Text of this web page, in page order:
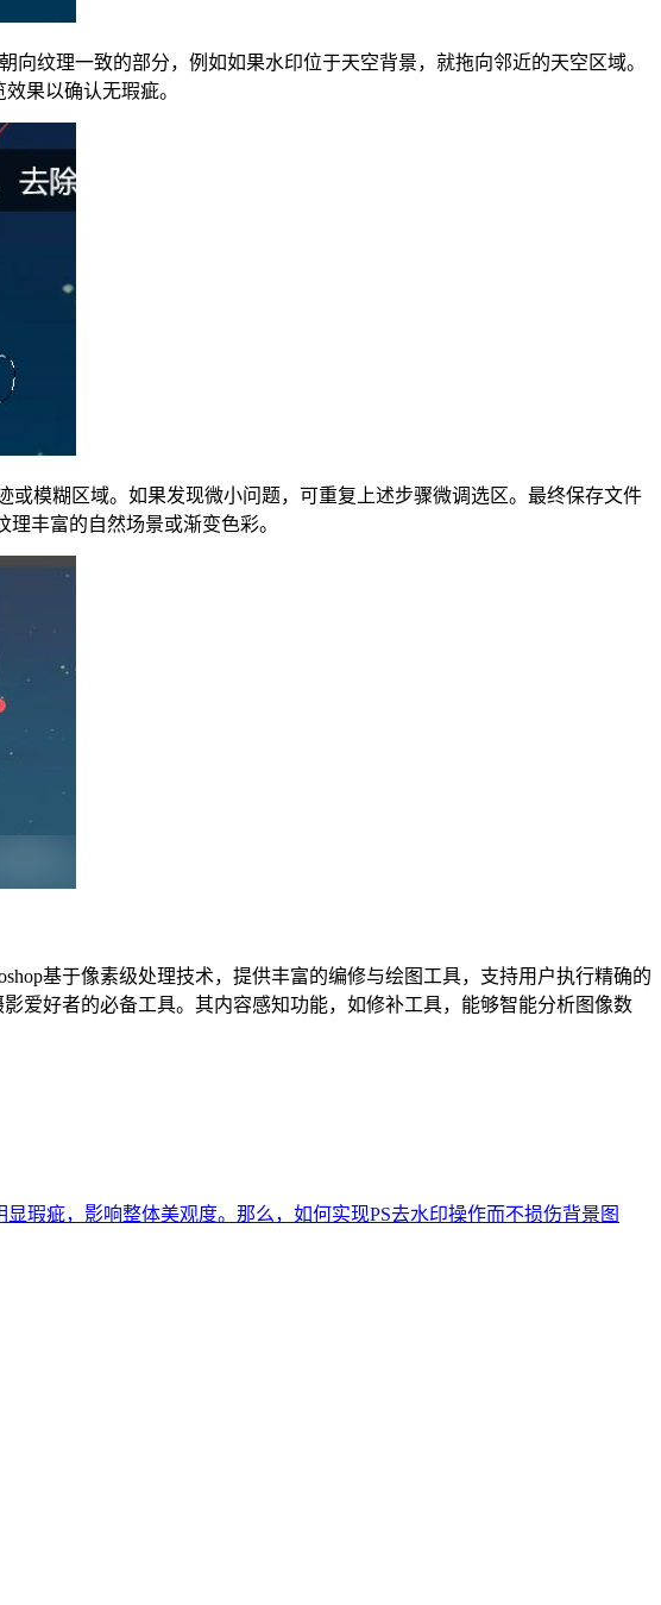
纹理一致的部分，例如如果水印位于天空背景，就拖向邻近的天空区域。
果以确认无瑕疵。
模糊区域。如果发现微小问题，可重复上述步骤微调选区。最终保存文件
丰富的自然场景或渐变色彩。
基于像素级处理技术，提供丰富的编修与绘图工具，支持用户执行精确的
爱好者的必备工具。其内容感知功能，如修补工具，能够智能分析图像数
瑕疵，影响整体美观度。那么，如何实现PS去水印操作而不损伤背景图